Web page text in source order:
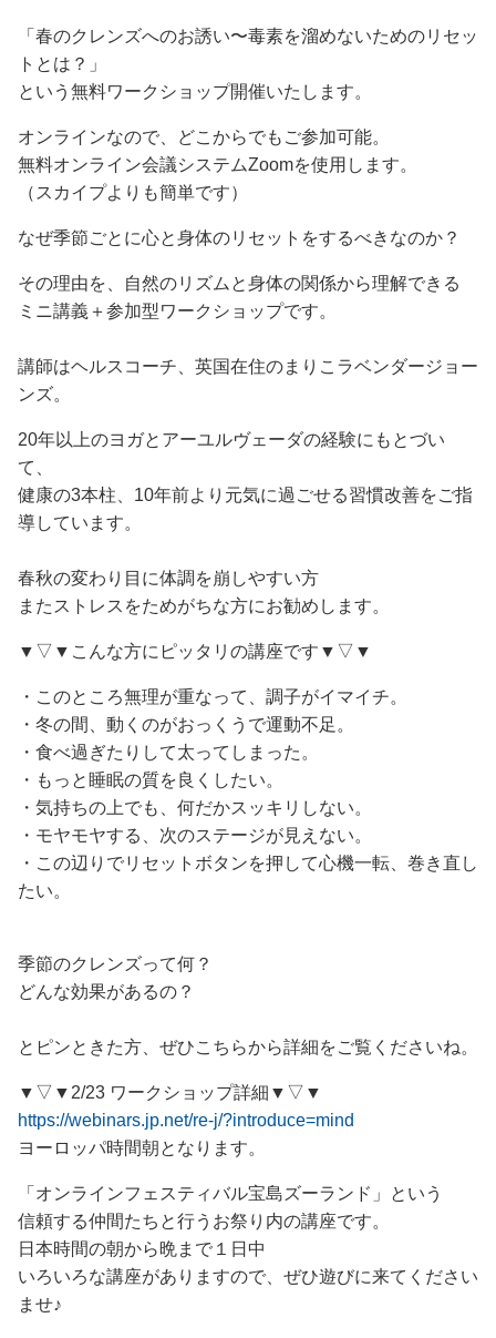
「春のクレンズへのお誘い〜毒素を溜めないためのリセッ
トとは？」
という無料ワークショップ開催いたします。
オンラインなので、どこからでもご参加可能。
無料オンライン会議システムZoomを使用します。
（スカイプよりも簡単です）
なぜ季節ごとに心と身体のリセットをするべきなのか？
その理由を、自然のリズムと身体の関係から理解できる
ミニ講義＋参加型ワークショップです。
講師はヘルスコーチ、英国在住のまりこラベンダージョー
ンズ。
20年以上のヨガとアーユルヴェーダの経験にもとづい
て、
健康の3本柱、10年前より元気に過ごせる習慣改善をご指
導しています。
春秋の変わり目に体調を崩しやすい方
またストレスをためがちな方にお勧めします。
▼▽▼こんな方にピッタリの講座です▼▽▼
・このところ無理が重なって、調子がイマイチ。
・冬の間、動くのがおっくうで運動不足。
・食べ過ぎたりして太ってしまった。
・もっと睡眠の質を良くしたい。
・気持ちの上でも、何だかスッキリしない。
・モヤモヤする、次のステージが見えない。
・この辺りでリセットボタンを押して心機一転、巻き直し
たい。
季節のクレンズって何？
どんな効果があるの？
とピンときた方、ぜひこちらから詳細をご覧くださいね。
▼▽▼2/23 ワークショップ詳細▼▽▼
https://webinars.jp.net/re-j/?introduce=mind
ヨーロッパ時間朝となります。
「オンラインフェスティバル宝島ズーランド」という
信頼する仲間たちと行うお祭り内の講座です。
日本時間の朝から晩まで１日中
いろいろな講座がありますので、ぜひ遊びに来てください
ませ♪